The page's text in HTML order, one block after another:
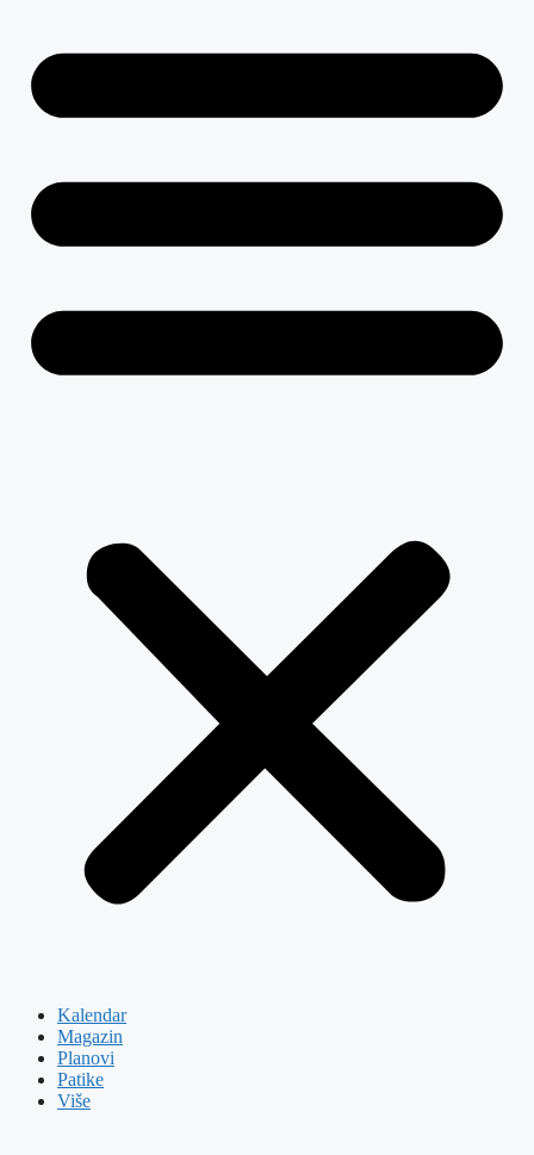
Kalendar
Magazin
Planovi
Patike
Više